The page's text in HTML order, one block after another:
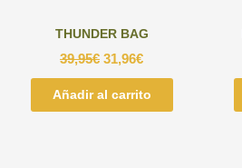
THUNDER BAG
39,95€ 31,96€
Añadir al carrito